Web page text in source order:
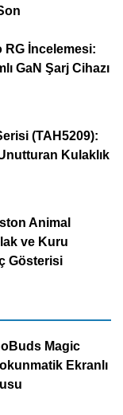
RG İncelemesi:
GaN Şarj Cihazı
(TAH5209):
Kulaklık
Animal
ve Kuru
Gösterisi
Magic
Ekranlı